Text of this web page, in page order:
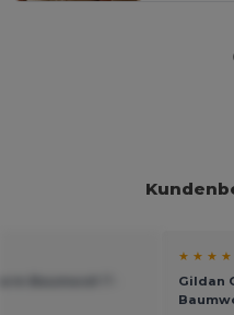
★ ★ ★ ★
Gildan